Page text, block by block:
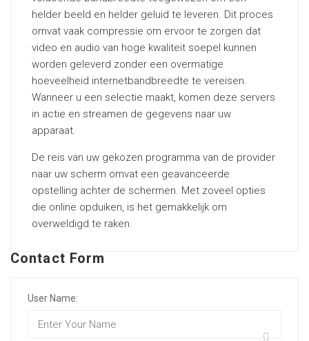
helder beeld en helder geluid te leveren. Dit proces
omvat vaak compressie om ervoor te zorgen dat
video en audio van hoge kwaliteit soepel kunnen
worden geleverd zonder een overmatige
hoeveelheid internetbandbreedte te vereisen.
Wanneer u een selectie maakt, komen deze servers
in actie en streamen de gegevens naar uw
apparaat.
De reis van uw gekozen programma van de provider
naar uw scherm omvat een geavanceerde
opstelling achter de schermen. Met zoveel opties
die online opduiken, is het gemakkelijk om
overweldigd te raken.
Contact Form
User Name: